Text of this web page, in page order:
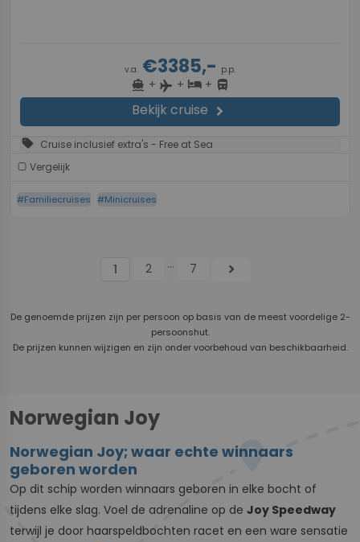
v.a. €3385,- p.p.
directions_boat + flight + hotel+ directions_bus
Bekijk cruise chevron_right
sell Cruise inclusief extra's - Free at Sea
Vergelijk
#Familiecruises #Minicruises
1 2 ... 7 chevron_right
De genoemde prijzen zijn per persoon op basis van de meest voordelige 2-
persoonshut.
De prijzen kunnen wijzigen en zijn onder voorbehoud van beschikbaarheid.
Norwegian Joy
Norwegian Joy; waar echte winnaars
geboren worden
Op dit schip worden winnaars geboren in elke bocht of
tijdens elke slag. Voel de adrenaline op de Joy Speedway
terwijl je door haarspeldbochten racet en een ware sensatie